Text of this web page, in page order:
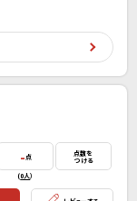
- 点
(0人）
点数を
つける